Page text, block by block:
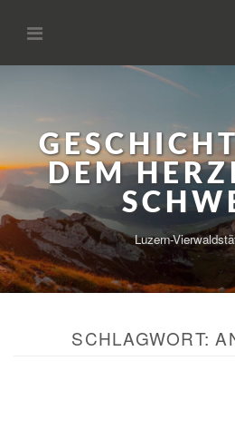
Inhalt
DEM
Luzern-
SCHLAGWORT: